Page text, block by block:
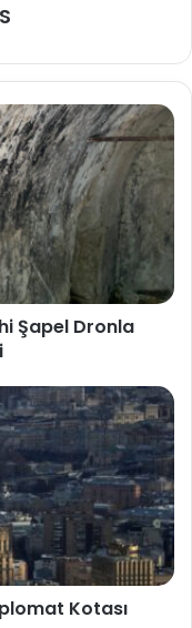
Şapel Dronla
Kotası